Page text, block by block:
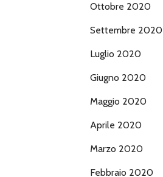
Ottobre 2020
Settembre 2020
Luglio 2020
Giugno 2020
Maggio 2020
Aprile 2020
Marzo 2020
Febbraio 2020